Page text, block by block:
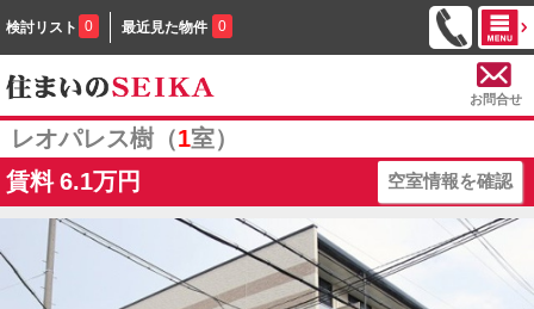
検討リスト 0 最近見た物件 0
お問合せ
レオパレス樹（1室）
賃料 6.1万円 空室情報を確認